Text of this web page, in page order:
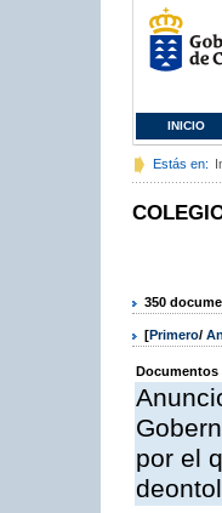
INICIO
Estás en:
350
[Primero/
Documentos
por el